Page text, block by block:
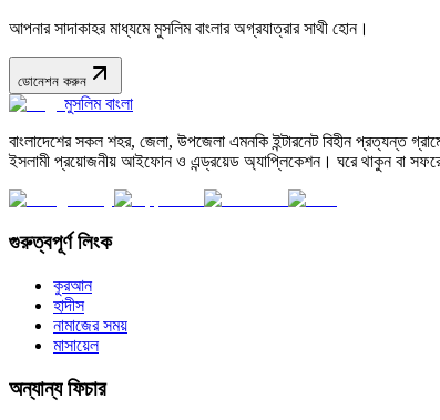
আপনার সাদাকাহর মাধ্যমে মুসলিম বাংলার অগ্রযাত্রার সাথী হোন।
ডোনেশন করুন
মুসলিম বাংলা
বাংলাদেশের সকল শহর, জেলা, উপজেলা এমনকি ইন্টারনেট বিহীন প্রত্যন্ত
ইসলামী প্রয়োজনীয় আইফোন ও এন্ড্রয়েড অ্যাপ্লিকেশন। ঘরে থাকুন বা
গুরুত্বপূর্ণ লিংক
কুরআন
হাদীস
নামাজের সময়
মাসায়েল
অন্যান্য ফিচার